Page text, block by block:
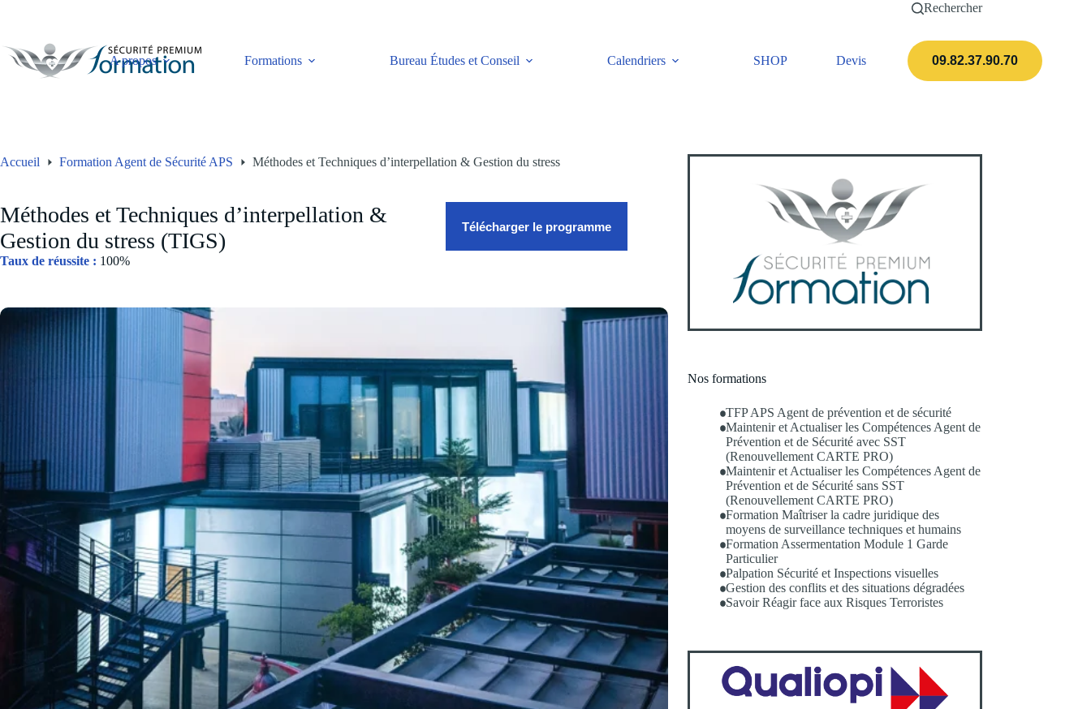
Rechercher
A propos Formations Bureau Études et Conseil Calendriers SHOP Devis Actualités
09.82.37.90.70
Accueil Formation Agent de Sécurité APS Méthodes et Techniques d’interpellation & Gestion du stress
Méthodes et Techniques d’interpellation &
Gestion du stress (TIGS)
Taux de réussite : 100%
Télécharger le programme
Nos formations
TFP APS Agent de prévention et de sécurité
Maintenir et Actualiser les Compétences Agent de
Prévention et de Sécurité avec SST
(Renouvellement CARTE PRO)
Maintenir et Actualiser les Compétences Agent de
Prévention et de Sécurité sans SST
(Renouvellement CARTE PRO)
Formation Maîtriser la cadre juridique des
moyens de surveillance techniques et humains
Formation Assermentation Module 1 Garde
Particulier
Palpation Sécurité et Inspections visuelles
Gestion des conflits et des situations dégradées
Savoir Réagir face aux Risques Terroristes